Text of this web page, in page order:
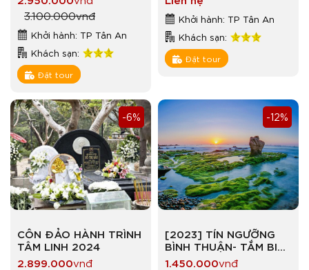
3.100.000vnđ
Khởi hành: TP Tân An
Khách sạn:
Đặt tour
Khởi hành: TP Tân An
Khách sạn:
Đặt tour
CÔN ĐẢO HÀNH TRÌNH
TÂM LINH 2024
2.899.000vnđ
-6%
[2023] TÍN NGƯỠNG
BÌNH THUẬN- TẮM BIỂN
PHAN THIẾT
1.450.000vnđ
-12%